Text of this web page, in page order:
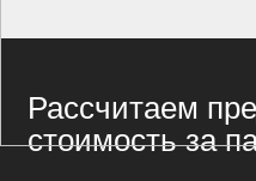
Рассчитаем
стоимость за